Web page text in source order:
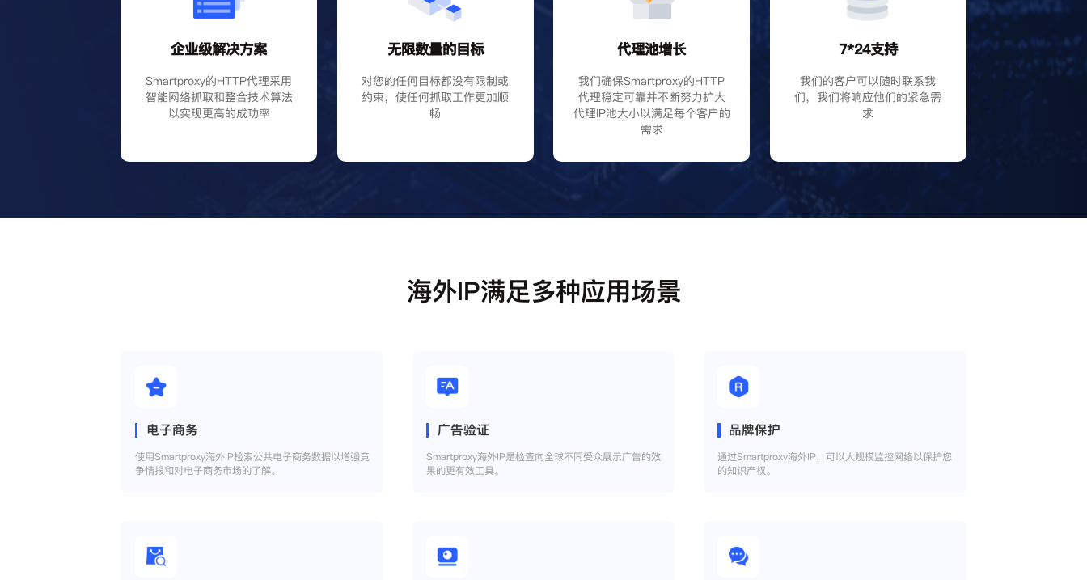
企业级解决方案
Smartproxy的HTTP代理采用
智能网络抓取和整合技术算法
以实现更高的成功率
无限数量的目标
对您的任何目标都没有限制或
约束，使任何抓取工作更加顺
畅
代理池增长
我们确保Smartproxy的HTTP
代理稳定可靠并不断努力扩大
代理IP池大小以满足每个客户的
需求
7*24支持
我们的客户可以随时联系我
们，我们将响应他们的紧急需
求
海外IP满足多种应用场景
电子商务
使用Smartproxy海外IP检索公共电子商务数据以增强竞
争情报和对电子商务市场的了解。
广告验证
Smartproxy海外IP是检查向全球不同受众展示广告的效
果的更有效工具。
品牌保护
通过Smartproxy海外IP，可以大规模监控网络以保护您
的知识产权。